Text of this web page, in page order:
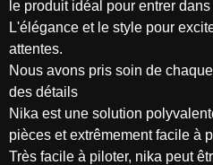
le produit idéal pour entrer
L'élégance et le style pour
attentes.
Nous avons pris soin de
des détails
Nika est une solution
pièces et extrêmement facile à
Très facile à piloter, nika peut